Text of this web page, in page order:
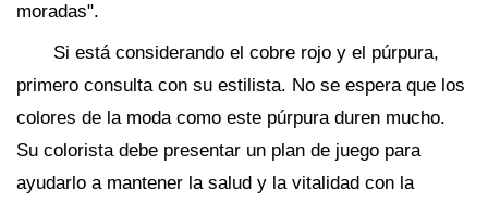
moradas".
Si está considerando el cobre rojo y el púrpura,
primero consulta con su estilista. No se espera que los
colores de la moda como este púrpura duren mucho.
Su colorista debe presentar un plan de juego para
ayudarlo a mantener la salud y la vitalidad con la